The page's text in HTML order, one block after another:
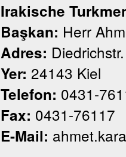
Irakische
Başkan: Herr
Adres:
Yer: 24143 Kiel
Telefon: 0431-
Fax: 0431-76117
E-Mail: